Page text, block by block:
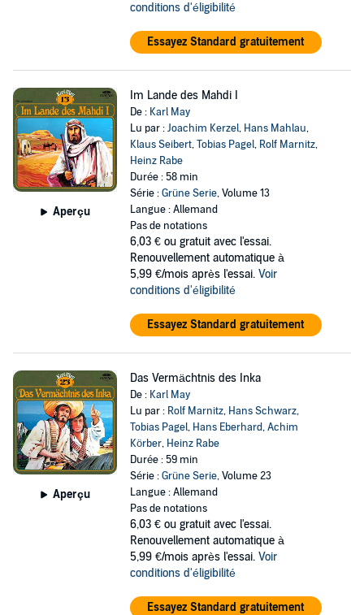
conditions d'éligibilité
Essayez Standard gratuitement
Aperçu
Im Lande des Mahdi I
De : Karl May
Lu par :Joachim Kerzel, Hans Mahlau,
Klaus Seibert,Tobias Pagel, Rolf Marnitz,
Heinz Rabe
Durée : 58 min
Série :Grüne Serie, Volume 13
Langue : Allemand
Pas de notations
6,03 € ou gratuit avec l'essai.
Renouvellement automatique à
5,99 €/mois après l'essai. Voir
conditions d'éligibilité
Essayez Standard gratuitement
Aperçu
Das Vermächtnis des Inka
De : Karl May
Lu par : Rolf Marnitz, Hans Schwarz,
Tobias Pagel, Hans Eberhard,Achim
Körber, Heinz Rabe
Durée : 59 min
Série :Grüne Serie, Volume 23
Langue : Allemand
Pas de notations
6,03 € ou gratuit avec l'essai.
Renouvellement automatique à
5,99 €/mois après l'essai. Voir
conditions d'éligibilité
Essayez Standard gratuitement